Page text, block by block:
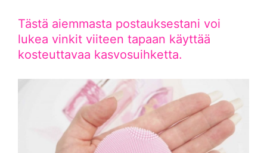
Tästä aiemmasta postauksestani voi
lukea vinkit viiteen tapaan käyttää
kosteuttavaa kasvosuihketta.